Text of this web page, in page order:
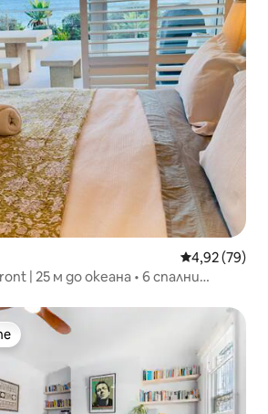
Средна
4,92 (79)
| 25 м до океана • 6 спални